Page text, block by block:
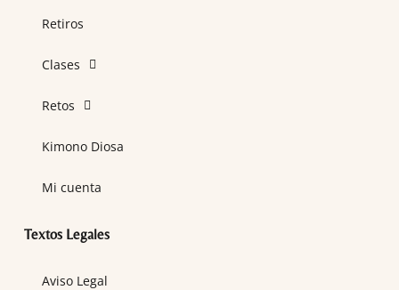
Retiros
Clases
Retos
Kimono Diosa
Mi cuenta
Textos Legales
Aviso Legal